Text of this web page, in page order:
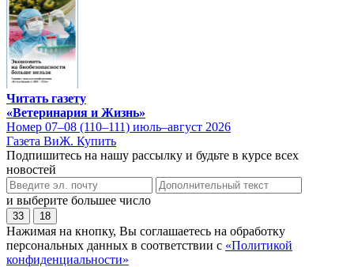
Читать газету
«Ветеринария и Жизнь»
Номер 07–08 (110–111) июль–август 2026
Газета ВиЖ. Купить
Подпишитесь на нашу рассылку и будьте в курсе всех
новостей
и выберите большее число
33 18
Нажимая на кнопку, Вы соглашаетесь на обработку
персональных данных в соответствии с «Политикой
конфиденциальности»